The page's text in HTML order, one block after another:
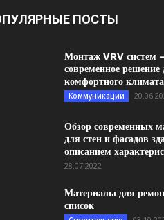
ПОСТЫ
Монтаж VRV систем
современное решение
комфортного климата
Коммуникации
Обзор современных
для стен и фасадов
описанием
28.07.2022
Материалы для
список